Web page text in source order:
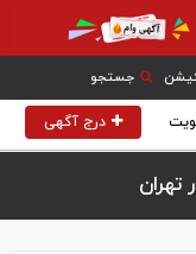
جستجو
درج آگهی